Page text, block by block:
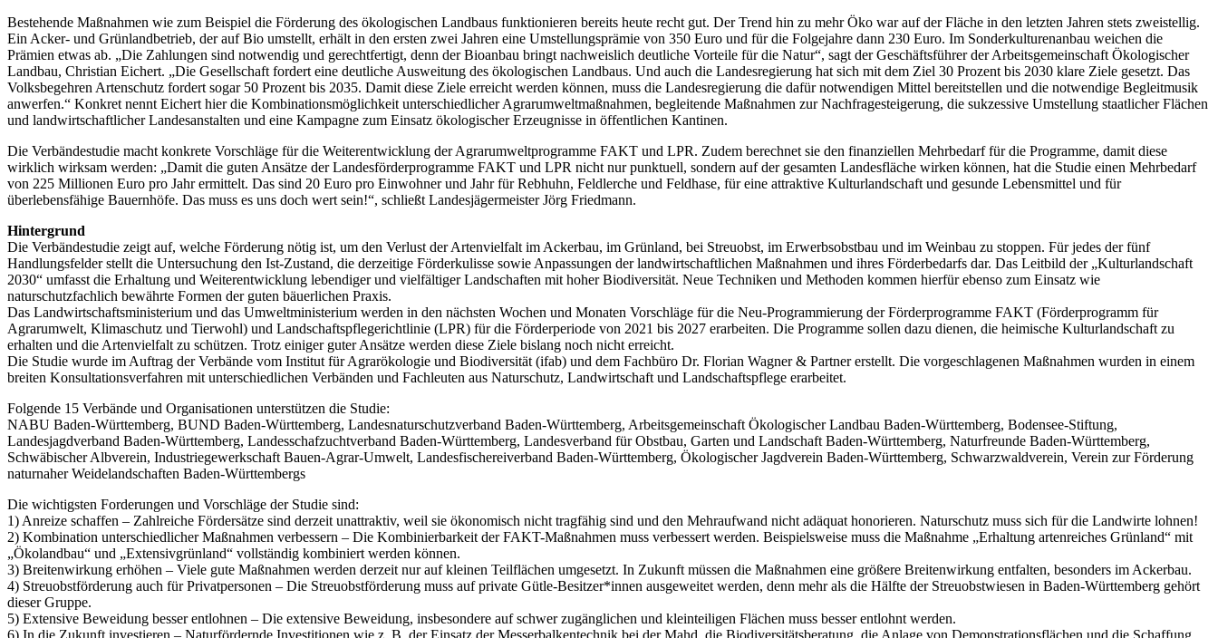
Bestehende Maßnahmen wie zum Beispiel die Förderung des ökologischen Landbaus funktionieren bereits heute recht gut. Der Trend hin zu mehr Öko war auf der Fläche in den letzten Jahren stets zweistellig.
Ein Acker- und Grünlandbetrieb, der auf Bio umstellt, erhält in den ersten zwei Jahren eine Umstellungsprämie von 350 Euro und für die Folgejahre dann 230 Euro. Im Sonderkulturenanbau weichen die
Prämien etwas ab. „Die Zahlungen sind notwendig und gerechtfertigt, denn der Bioanbau bringt nachweislich deutliche Vorteile für die Natur“, sagt der Geschäftsführer der Arbeitsgemeinschaft Ökologischer
Landbau, Christian Eichert. „Die Gesellschaft fordert eine deutliche Ausweitung des ökologischen Landbaus. Und auch die Landesregierung hat sich mit dem Ziel 30 Prozent bis 2030 klare Ziele gesetzt. Das
Volksbegehren Artenschutz fordert sogar 50 Prozent bis 2035. Damit diese Ziele erreicht werden können, muss die Landesregierung die dafür notwendigen Mittel bereitstellen und die notwendige Begleitmusik
anwerfen.“ Konkret nennt Eichert hier die Kombinationsmöglichkeit unterschiedlicher Agrarumweltmaßnahmen, begleitende Maßnahmen zur Nachfragesteigerung, die sukzessive Umstellung staatlicher Flächen
und landwirtschaftlicher Landesanstalten und eine Kampagne zum Einsatz ökologischer Erzeugnisse in öffentlichen Kantinen.
Die Verbändestudie macht konkrete Vorschläge für die Weiterentwicklung der Agrarumweltprogramme FAKT und LPR. Zudem berechnet sie den finanziellen Mehrbedarf für die Programme, damit diese
wirklich wirksam werden: „Damit die guten Ansätze der Landesförderprogramme FAKT und LPR nicht nur punktuell, sondern auf der gesamten Landesfläche wirken können, hat die Studie einen Mehrbedarf
von 225 Millionen Euro pro Jahr ermittelt. Das sind 20 Euro pro Einwohner und Jahr für Rebhuhn, Feldlerche und Feldhase, für eine attraktive Kulturlandschaft und gesunde Lebensmittel und für
überlebensfähige Bauernhöfe. Das muss es uns doch wert sein!“, schließt Landesjägermeister Jörg Friedmann.
Hintergrund
Die Verbändestudie zeigt auf, welche Förderung nötig ist, um den Verlust der Artenvielfalt im Ackerbau, im Grünland, bei Streuobst, im Erwerbsobstbau und im Weinbau zu stoppen. Für jedes der fünf
Handlungsfelder stellt die Untersuchung den Ist-Zustand, die derzeitige Förderkulisse sowie Anpassungen der landwirtschaftlichen Maßnahmen und ihres Förderbedarfs dar. Das Leitbild der „Kulturlandschaft
2030“ umfasst die Erhaltung und Weiterentwicklung lebendiger und vielfältiger Landschaften mit hoher Biodiversität. Neue Techniken und Methoden kommen hierfür ebenso zum Einsatz wie
naturschutzfachlich bewährte Formen der guten bäuerlichen Praxis.
Das Landwirtschaftsministerium und das Umweltministerium werden in den nächsten Wochen und Monaten Vorschläge für die Neu-Programmierung der Förderprogramme FAKT (Förderprogramm für
Agrarumwelt, Klimaschutz und Tierwohl) und Landschaftspflegerichtlinie (LPR) für die Förderperiode von 2021 bis 2027 erarbeiten. Die Programme sollen dazu dienen, die heimische Kulturlandschaft zu
erhalten und die Artenvielfalt zu schützen. Trotz einiger guter Ansätze werden diese Ziele bislang noch nicht erreicht.
Die Studie wurde im Auftrag der Verbände vom Institut für Agrarökologie und Biodiversität (ifab) und dem Fachbüro Dr. Florian Wagner & Partner erstellt. Die vorgeschlagenen Maßnahmen wurden in einem
breiten Konsultationsverfahren mit unterschiedlichen Verbänden und Fachleuten aus Naturschutz, Landwirtschaft und Landschaftspflege erarbeitet.
Folgende 15 Verbände und Organisationen unterstützen die Studie:
NABU Baden-Württemberg, BUND Baden-Württemberg, Landesnaturschutzverband Baden-Württemberg, Arbeitsgemeinschaft Ökologischer Landbau Baden-Württemberg, Bodensee-Stiftung,
Landesjagdverband Baden-Württemberg, Landesschafzuchtverband Baden-Württemberg, Landesverband für Obstbau, Garten und Landschaft Baden-Württemberg, Naturfreunde Baden-Württemberg,
Schwäbischer Albverein, Industriegewerkschaft Bauen-Agrar-Umwelt, Landesfischereiverband Baden-Württemberg, Ökologischer Jagdverein Baden-Württemberg, Schwarzwaldverein, Verein zur Förderung
naturnaher Weidelandschaften Baden-Württembergs
Die wichtigsten Forderungen und Vorschläge der Studie sind:
1) Anreize schaffen – Zahlreiche Fördersätze sind derzeit unattraktiv, weil sie ökonomisch nicht tragfähig sind und den Mehraufwand nicht adäquat honorieren. Naturschutz muss sich für die Landwirte lohnen!
2) Kombination unterschiedlicher Maßnahmen verbessern – Die Kombinierbarkeit der FAKT-Maßnahmen muss verbessert werden. Beispielsweise muss die Maßnahme „Erhaltung artenreiches Grünland“ mit
„Ökolandbau“ und „Extensivgrünland“ vollständig kombiniert werden können.
3) Breitenwirkung erhöhen – Viele gute Maßnahmen werden derzeit nur auf kleinen Teilflächen umgesetzt. In Zukunft müssen die Maßnahmen eine größere Breitenwirkung entfalten, besonders im Ackerbau.
4) Streuobstförderung auch für Privatpersonen – Die Streuobstförderung muss auf private Gütle-Besitzer*innen ausgeweitet werden, denn mehr als die Hälfte der Streuobstwiesen in Baden-Württemberg gehört
dieser Gruppe.
5) Extensive Beweidung besser entlohnen – Die extensive Beweidung, insbesondere auf schwer zugänglichen und kleinteiligen Flächen muss besser entlohnt werden.
6) In die Zukunft investieren – Naturfördernde Investitionen wie z. B. der Einsatz der Messerbalkentechnik bei der Mahd, die Biodiversitätsberatung, die Anlage von Demonstrationsflächen und die Schaffung